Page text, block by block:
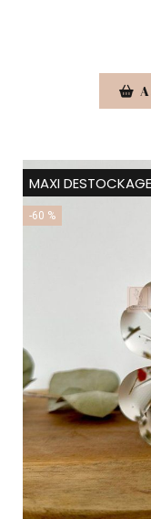
MAXI DESTOCKAGE
-60 %